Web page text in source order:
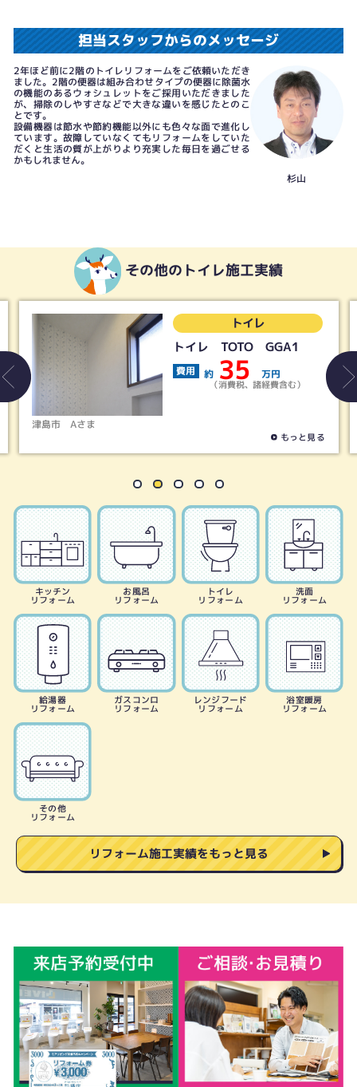
担当スタッフからのメッセージ
2年ほど前に2階のトイレリフォームをご依頼いただき
ました。2階の便器は組み合わせタイプの便器に除菌水
の機能のあるウォシュレットをご採用いただきました
が、掃除のしやすさなどで大きな違いを感じたとのこ
とです。
設備機器は節水や節約機能以外にも色々な面で進化し
ています。故障していなくてもリフォームをしていた
だくと生活の質が上がりより充実した毎日を過ごせる
かもしれません。
杉山
その他のトイレ施工実績
津島市 Aさま
トイレ
トイレ TOTO GGA1
費用 約 35 万円
（消費税、諸経費含む）
もっと見る
キッチン
リフォーム
お風呂
リフォーム
トイレ
リフォーム
洗面
リフォーム
給湯器
リフォーム
ガスコンロ
リフォーム
レンジフード
リフォーム
浴室暖房
リフォーム
その他
リフォーム
リフォーム施工実績をもっと見る